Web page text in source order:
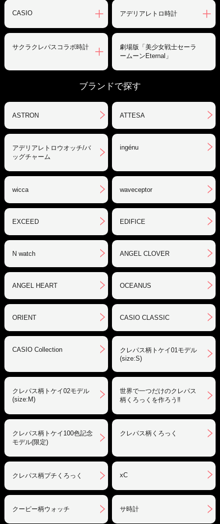
CASIO アデリアレトロ時計
サクラクレパスコラボ時計
劇場版「美少女戦士セーラ
ームーンEternal」
ブランドで探す
ASTRON ATTESA
アデリアレトロウオッチ/バ
ッグチャーム
ingénu
wicca waveceptor
EXCEED EDIFICE
N watch ANGEL CLOVER
ANGEL HEART OCEANUS
ORIENT CASIO CLASSIC
CASIO Collection
クレパス柄トケイ01モデル
(size:S)
クレパス柄トケイ02モデル
(size:M)
世界で一つだけのクレパス
柄くろっくを作ろう‼︎
クレパス柄トケイ100色記念
モデル(限定)
クレパス柄くろっく
クレパス柄プチくろっく xC
クーピー柄ウォッチ サ時計